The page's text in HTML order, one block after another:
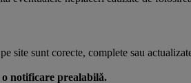
site sunt corecte, complete sau
notificare prealabilă.